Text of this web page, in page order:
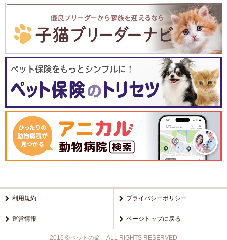
利用規約 プライバシーポリシー
運営情報 ページトップに戻る
2016 ©ペットの命 ALL RIGHTS RESERVED